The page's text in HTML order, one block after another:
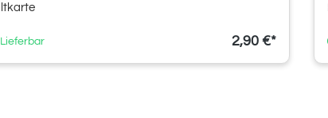
Lieferbar 2,90 €*